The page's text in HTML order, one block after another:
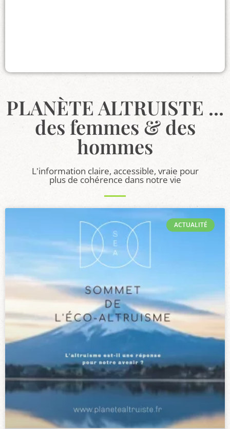
PLANÈTE ALTRUISTE ...
des femmes & des
hommes
L'information claire, accessible, vraie pour
plus de cohérence dans notre vie
ACTUALITÉ